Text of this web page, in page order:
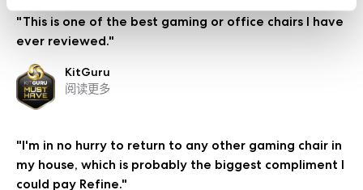
"This is one of the best gaming or office chairs I have
ever reviewed."
KitGuru
阅读更多
"I'm in no hurry to return to any other gaming chair in
my house, which is probably the biggest compliment I
could pay Refine."